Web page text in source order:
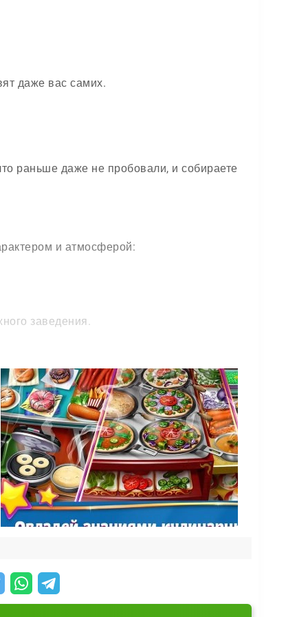
даже вас самих.
раньше даже не пробовали, и собираете
и атмосферой:
заведения.
интерьер так, чтобы гости
друзьями. У вас всё получится —